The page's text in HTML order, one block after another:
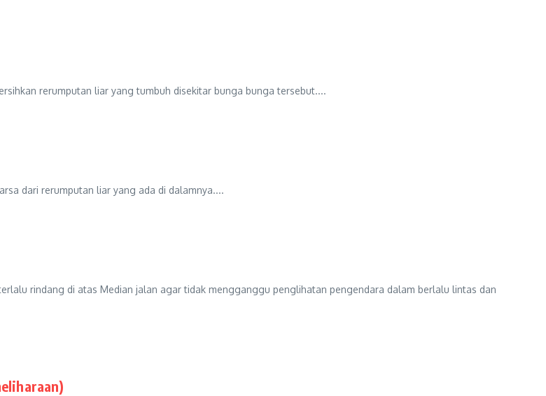
rerumputan liar yang tumbuh disekitar bunga bunga tersebut....
rerumputan liar yang ada di dalamnya....
di atas Median jalan agar tidak mengganggu penglihatan pengendara dalam berlalu lintas dan